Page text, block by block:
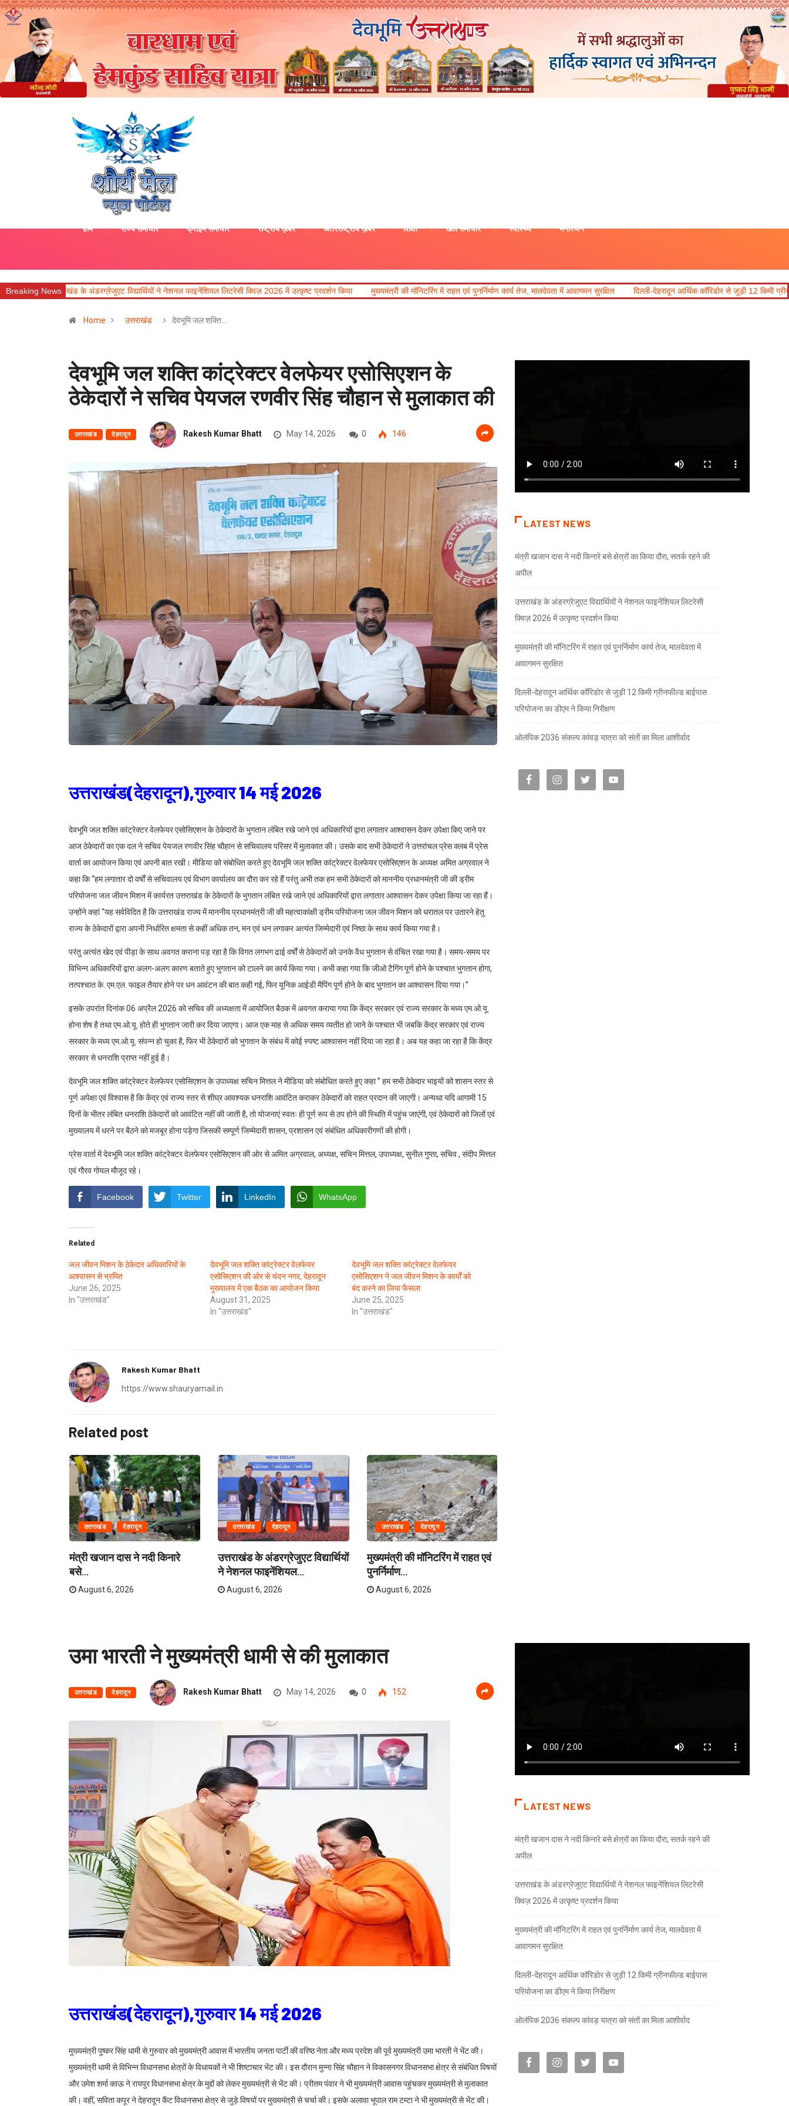
होम राज्य समाचार क्राइम समाचार राष्ट्रीय ख़बरें अंतरराष्ट्रीय ख़बरें शिक्षा खेल समाचार स्वास्थ्य मनोरंजन
Breaking News
के अंडरग्रेजुएट विद्यार्थियों ने नेशनल फाइनेंशियल लिटरेसी क्विज़ 2026 में उत्कृष्ट प्रदर्शन किया मुख्यमंत्री की मॉनिटरिंग में राहत एवं पुनर्निर्माण कार्य तेज, मालदेवता में आवागमन सुरक्षित दिल्ली-देहरादून आर्थिक कॉरिडोर से जुड़ी 12 किमी ग्रीनफील्ड बाईपास परियोजना
Home उत्तराखंड देवभूमि जल शक्ति…
देवभूमि जल शक्ति कांट्रेक्टर वेलफेयर एसोसिएशन के
ठेकेदारों ने सचिव पेयजल रणवीर सिंह चौहान से मुलाकात की
उत्तराखंड देहरादून Rakesh Kumar Bhatt May 14, 2026 0 146
उत्तराखंड(देहरादून),गुरुवार 14 मई 2026
देवभूमि जल शक्ति कांट्रेक्टर वेलफेयर एसोसिएशन के ठेकेदारों के भुगतान लंबित रखे जाने एवं अधिकारियों द्वारा लगातार आश्वासन देकर उपेक्षा किए जाने पर
आज ठेकेदारों का एक दल ने सचिव पेयजल रणवीर सिंह चौहान से सचिवालय परिसर में मुलाकात की। उसके बाद सभी ठेकेदारों ने उत्तरांचल प्रेस क्लब में प्रेस
वार्ता का आयोजन किया एवं अपनी बात रखी। मीडिया को संबोधित करते हुए देवभूमि जल शक्ति कांट्रेक्टर वेलफेयर एसोसिएशन के अध्यक्ष अमित अग्रवाल ने
कहा कि “हम लगातार दो वर्षों से सचिवालय एवं विभाग कार्यालय का दौरा कर रहे हैं परंतु अभी तक हम सभी ठेकेदारों को माननीय प्रधानमंत्री जी की ड्रीम
परियोजना जल जीवन मिशन में कार्यरत उत्तराखंड के ठेकेदारों के भुगतान लंबित रखे जाने एवं अधिकारियों द्वारा लगातार आश्वासन देकर उपेक्षा किया जा रहा हैं।
उन्होंने कहां “यह सर्वविदित है कि उत्तराखंड राज्य में माननीय प्रधानमंत्री जी की महत्वाकांक्षी ड्रीम परियोजना जल जीवन मिशन को धरातल पर उतारने हेतु
राज्य के ठेकेदारों द्वारा अपनी निर्धारित क्षमता से कहीं अधिक तन, मन एवं धन लगाकर अत्यंत जिम्मेदारी एवं निष्ठा के साथ कार्य किया गया है।
परंतु अत्यंत खेद एवं पीड़ा के साथ अवगत कराना पड़ रहा है कि विगत लगभग ढाई वर्षों से ठेकेदारों को उनके वैध भुगतान से वंचित रखा गया है। समय-समय पर
विभिन्न अधिकारियों द्वारा अलग-अलग कारण बताते हुए भुगतान को टालने का कार्य किया गया। कभी कहा गया कि जीओ टैगिंग पूर्ण होने के पश्चात भुगतान होगा,
तत्पश्चात के. एम.एल. फाइल तैयार होने पर धन आवंटन की बात कही गई, फिर यूनिक आईडी मैपिंग पूर्ण होने के बाद भुगतान का आश्वासन दिया गया।”
इसके उपरांत दिनांक 06 अप्रैल 2026 को सचिव की अध्यक्षता में आयोजित बैठक में अवगत कराया गया कि केंद्र सरकार एवं राज्य सरकार के मध्य एम.ओ.यू.
होना शेष है तथा एम.ओ.यू. होते ही भुगतान जारी कर दिया जाएगा। आज एक माह से अधिक समय व्यतीत हो जाने के पश्चात भी जबकि केंद्र सरकार एवं राज्य
सरकार के मध्य एम.ओ.यू. संपन्न हो चुका है, फिर भी ठेकेदारों को भुगतान के संबंध में कोई स्पष्ट आश्वासन नहीं दिया जा रहा है। अब यह कहा जा रहा है कि केंद्र
सरकार से धनराशि प्राप्त नहीं हुई है।
देवभूमि जल शक्ति कांट्रेक्टर वेलफेयर एसोसिएशन के उपाध्यक्ष सचिन मित्तल ने मीडिया को संबोधित करते हुए कहा ” हम सभी ठेकेदार भाइयों को शासन स्तर से
पूर्ण अपेक्षा एवं विश्वास है कि केंद्र एवं राज्य स्तर से शीघ्र आवश्यक धनराशि आवंटित कराकर ठेकेदारों को राहत प्रदान की जाएगी। अन्यथा यदि आगामी 15
दिनों के भीतर लंबित धनराशि ठेकेदारों को आवंटित नहीं की जाती है, तो योजनाएं स्वतः ही पूर्ण रूप से ठप होने की स्थिति में पहुंच जाएंगी, एवं ठेकेदारों को जिलों एवं
मुख्यालय में धरने पर बैठने को मजबूर होना पड़ेगा जिसकी सम्पूर्ण जिम्मेदारी शासन, प्रशासन एवं संबंधित अधिकारीगणों की होगी।
प्रेस वार्ता में देवभूमि जल शक्ति कांट्रेक्टर वेलफेयर एसोसिएशन की ओर से अमित अग्रवाल, अध्यक्ष, सचिन मित्तल, उपाध्यक्ष, सुनील गुप्ता, सचिव , संदीप मित्तल
एवं गौरव गोयल मौजूद रहे।
Facebook Twitter LinkedIn WhatsApp
Related
जल जीवन मिशन के ठेकेदार अधिकारियों के
आश्वासन से भ्रमित
June 26, 2025
In "उत्तराखंड"
देवभूमि जल शक्ति कांट्रेक्टर वेलफेयर
एसोसिएशन की ओर से चंदन नगर, देहरादून
मुख्यालय में एक बैठक का आयोजन किया
August 31, 2025
In "उत्तराखंड"
देवभूमि जल शक्ति कांट्रेक्टर वेलफेयर
एसोसिएशन ने जल जीवन मिशन के कार्यों को
बंद करने का लिया फैसला
June 25, 2025
In "उत्तराखंड"
Rakesh Kumar Bhatt
https://www.shauryamail.in
Related post
उत्तराखंड देहरादून
मंत्री खजान दास ने नदी किनारे
बसे...
August 6, 2026
उत्तराखंड देहरादून
उत्तराखंड के अंडरग्रेजुएट विद्यार्थियों
ने नेशनल फाइनेंशियल...
August 6, 2026
उत्तराखंड देहरादून
मुख्यमंत्री की मॉनिटरिंग में राहत एवं
पुनर्निर्माण...
August 6, 2026
LATEST NEWS
मंत्री खजान दास ने नदी किनारे बसे क्षेत्रों का किया दौरा, सतर्क रहने की
अपील
उत्तराखंड के अंडरग्रेजुएट विद्यार्थियों ने नेशनल फाइनेंशियल लिटरेसी
क्विज़ 2026 में उत्कृष्ट प्रदर्शन किया
मुख्यमंत्री की मॉनिटरिंग में राहत एवं पुनर्निर्माण कार्य तेज, मालदेवता में
आवागमन सुरक्षित
दिल्ली-देहरादून आर्थिक कॉरिडोर से जुड़ी 12 किमी ग्रीनफील्ड बाईपास
परियोजना का डीएम ने किया निरीक्षण
ओलंपिक 2036 संकल्प कांवड़ यात्रा को संतों का मिला आशीर्वाद
उमा भारती ने मुख्यमंत्री धामी से की मुलाकात
उत्तराखंड देहरादून Rakesh Kumar Bhatt May 14, 2026 0 152
उत्तराखंड(देहरादून),गुरुवार 14 मई 2026
मुख्यमंत्री पुष्कर सिंह धामी से गुरुवार को मुख्यमंत्री आवास में भारतीय जनता पार्टी की वरिष्ठ नेता और मध्य प्रदेश की पूर्व मुख्यमंत्री उमा भारती ने भेंट की।
मुख्यमंत्री धामी से विभिन्न विधानसभा क्षेत्रों के विधायकों ने भी शिष्टाचार भेंट की। इस दौरान मुन्ना सिंह चौहान ने विकासनगर विधानसभा क्षेत्र से संबंधित विषयों
और उमेश शर्मा काऊ ने रायपुर विधानसभा क्षेत्र के मुद्दों को लेकर मुख्यमंत्री से भेंट की। प्रीतम पंवार ने भी मुख्यमंत्री आवास पहुंचकर मुख्यमंत्री से मुलाकात
की। वहीं, सविता कपूर ने देहरादून कैंट विधानसभा क्षेत्र से जुड़े विषयों पर मुख्यमंत्री से चर्चा की। इसके अलावा भूपाल राम टम्टा ने भी मुख्यमंत्री से भेंट की।
LATEST NEWS
मंत्री खजान दास ने नदी किनारे बसे क्षेत्रों का किया दौरा, सतर्क रहने की
अपील
उत्तराखंड के अंडरग्रेजुएट विद्यार्थियों ने नेशनल फाइनेंशियल लिटरेसी
क्विज़ 2026 में उत्कृष्ट प्रदर्शन किया
मुख्यमंत्री की मॉनिटरिंग में राहत एवं पुनर्निर्माण कार्य तेज, मालदेवता में
आवागमन सुरक्षित
दिल्ली-देहरादून आर्थिक कॉरिडोर से जुड़ी 12 किमी ग्रीनफील्ड बाईपास
परियोजना का डीएम ने किया निरीक्षण
ओलंपिक 2036 संकल्प कांवड़ यात्रा को संतों का मिला आशीर्वाद